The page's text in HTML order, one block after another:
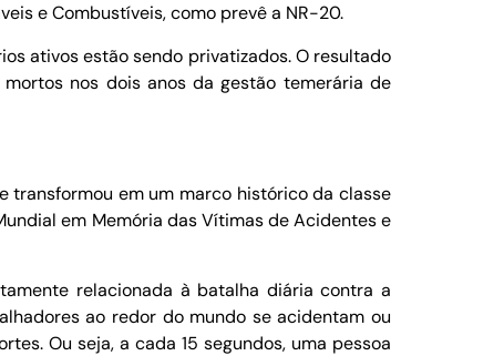
e Combustíveis, como prevê a NR-20.
ativos estão sendo privatizados. O resultado
nos dois anos da gestão temerária de
transformou em um marco histórico da classe
em Memória das Vítimas de Acidentes e
relacionada à batalha diária contra a
ao redor do mundo se acidentam ou
Ou seja, a cada 15 segundos, uma pessoa